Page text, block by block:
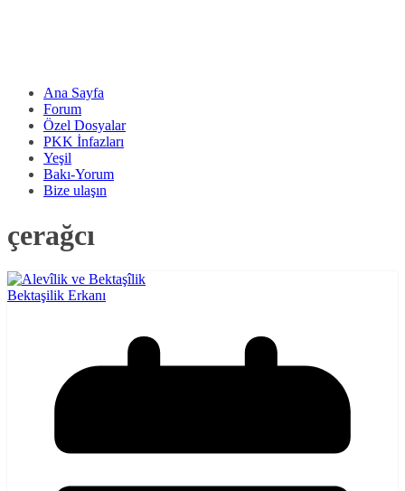
Ana Sayfa
Forum
Özel Dosyalar
PKK İnfazları
Yeşil
Bakı-Yorum
Bize ulaşın
çerağcı
Bektaşilik Erkanı